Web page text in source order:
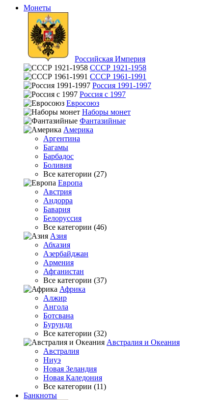
Монеты
Российская Империя
СССР 1921-1958
СССР 1961-1991
Россия 1991-1997
Россия с 1997
Евросоюз
Наборы монет
Фантазийные
Америка
Аргентина
Багамы
Барбадос
Боливия
Все категории (27)
Европа
Австрия
Андорра
Бавария
Белоруссия
Все категории (46)
Азия
Абхазия
Азербайджан
Армения
Афганистан
Все категории (37)
Африка
Алжир
Ангола
Ботсвана
Бурунди
Все категории (32)
Австралия и Океания
Австралия
Ниуэ
Новая Зеландия
Новая Каледония
Все категории (11)
Банкноты